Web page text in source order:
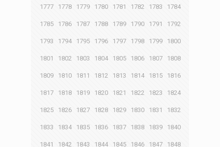
1777 1778 1779 1780 1781 1782 1783 1784
1785 1786 1787 1788 1789 1790 1791 1792
1793 1794 1795 1796 1797 1798 1799 1800
1801 1802 1803 1804 1805 1806 1807 1808
1809 1810 1811 1812 1813 1814 1815 1816
1817 1818 1819 1820 1821 1822 1823 1824
1825 1826 1827 1828 1829 1830 1831 1832
1833 1834 1835 1836 1837 1838 1839 1840
1841 1842 1843 1844 1845 1846 1847 1848